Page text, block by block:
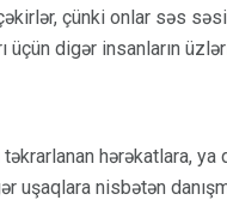
çünki onlar səs
üçün digər insanların
hərəkatlara, ya
nisbətən